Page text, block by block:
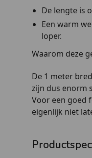
De lengte is
Een warm
loper.
Waarom deze
De 1 meter
zijn dus enorm
Voor een goed
eigenlijk niet